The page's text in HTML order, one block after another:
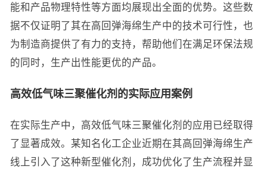
能和产品物理特性等方面均展现出全面的优势。这些数
据不仅证明了其在高回弹海绵生产中的技术可行性，也
为制造商提供了有力的支持，帮助他们在满足环保法规
的同时，生产出性能更优的产品。
高效低气味三聚催化剂的实际应用案例
在实际生产中，高效低气味三聚催化剂的应用已经取得
了显著成效。某知名化工企业近期在其高回弹海绵生产
线上引入了这种新型催化剂，成功优化了生产流程并显